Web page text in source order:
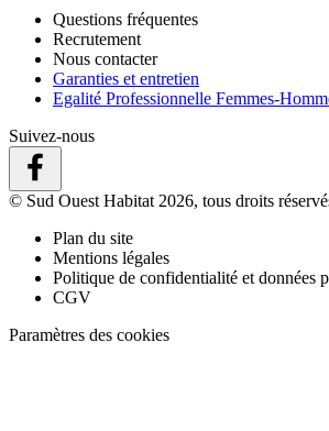
Questions fréquentes
Recrutement
Nous contacter
Garanties et entretien
Egalité Professionnelle Femmes-
Suivez-nous
© Sud Ouest Habitat 2026, tous droits
Plan du site
Mentions légales
Politique de confidentialité et données
CGV
Paramètres des cookies